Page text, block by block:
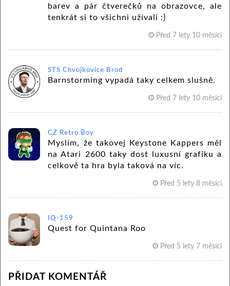
barev a pár čtverečků na obrazovce, ale
tenkrát si to všichni užívali :)
Před 7 lety 10 měsíci
STS Chvojkovice Brod
Barnstorming vypadá taky celkem slušně.
Před 7 lety 10 měsíci
CZ Retro Boy
Myslím, že takovej Keystone Kappers měl
na Atari 2600 taky dost luxusní grafiku a
celkově ta hra byla taková na víc.
Před 5 lety 8 měsíci
IQ-159
Quest for Quintana Roo
Před 5 lety 7 měsíci
PŘIDAT KOMENTÁŘ